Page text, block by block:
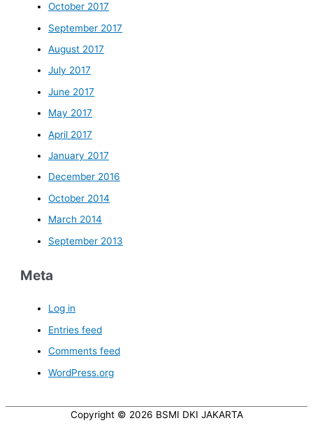
October 2017
September 2017
August 2017
July 2017
June 2017
May 2017
April 2017
January 2017
December 2016
October 2014
March 2014
September 2013
Meta
Log in
Entries feed
Comments feed
WordPress.org
Copyright © 2026 BSMI DKI JAKARTA